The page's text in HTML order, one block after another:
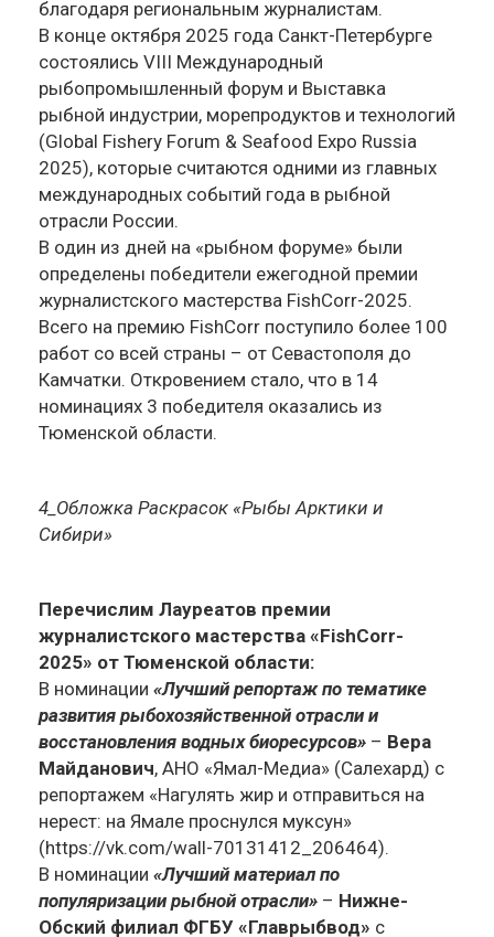
благодаря региональным журналистам.
В конце октября 2025 года Санкт-Петербурге
состоялись VIII Международный
рыбопромышленный форум и Выставка
рыбной индустрии, морепродуктов и технологий
(Global Fishery Forum & Seafood Expo Russia
2025), которые считаются одними из главных
международных событий года в рыбной
отрасли России.
В один из дней на «рыбном форуме» были
определены победители ежегодной премии
журналистского мастерства FishCorr-2025.
Всего на премию FishСorr поступило более 100
работ со всей страны – от Севастополя до
Камчатки. Откровением стало, что в 14
номинациях 3 победителя оказались из
Тюменской области.
4_Обложка Раскрасок «Рыбы Арктики и
Сибири»
Перечислим Лауреатов премии
журналистского мастерства «FishCorr-
2025» от Тюменской области:
В номинации «Лучший репортаж по тематике
развития рыбохозяйственной отрасли и
восстановления водных биоресурсов» – Вера
Майданович, АНО «Ямал-Медиа» (Салехард) с
репортажем «Нагулять жир и отправиться на
нерест: на Ямале проснулся муксун»
(https://vk.com/wall-70131412_206464).
В номинации «Лучший материал по
популяризации рыбной отрасли» – Нижне-
Обский филиал ФГБУ «Главрыбвод» с